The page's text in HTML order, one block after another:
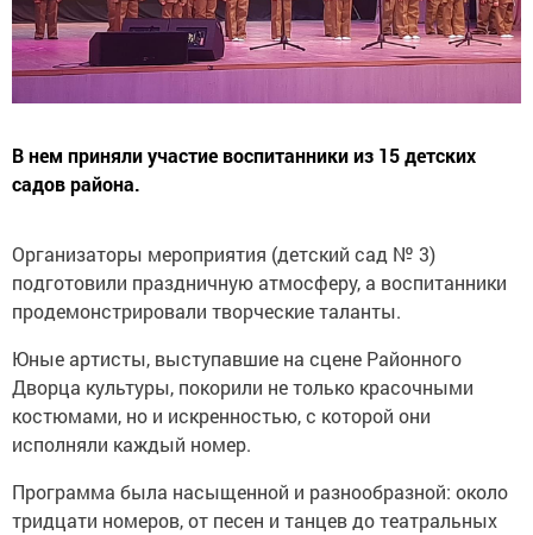
В нем приняли участие воспитанники из 15 детских
садов района.
Организаторы мероприятия (детский сад № 3)
подготовили праздничную атмосферу, а воспитанники
продемонстрировали творческие таланты.
Юные артисты, выступавшие на сцене Районного
Дворца культуры, покорили не только красочными
костюмами, но и искренностью, с которой они
исполняли каждый номер.
Программа была насыщенной и разнообразной: около
тридцати номеров, от песен и танцев до театральных